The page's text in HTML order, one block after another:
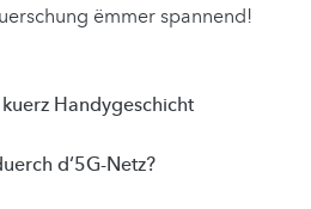
ëmmer spannend!
Handygeschicht
d‘5G-Netz?